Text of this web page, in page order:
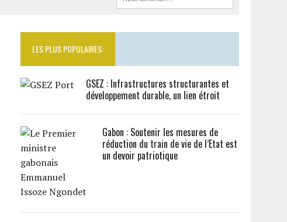
LES PLUS POPULAIRES:
GSEZ : Infrastructures structurantes et
développement durable, un lien étroit
Gabon : Soutenir les mesures de
réduction du train de vie de l’Etat est
un devoir patriotique